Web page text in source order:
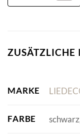
ZUSÄTZLICHE
MARKE
FARBE